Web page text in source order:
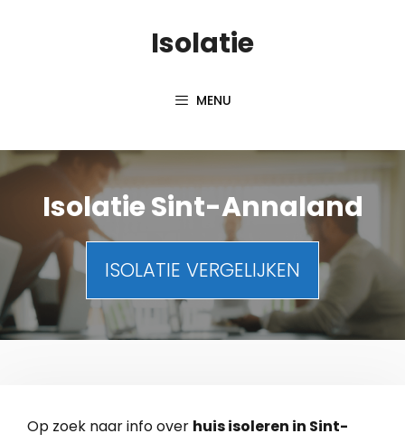
Isolatie
MENU
Isolatie Sint-Annaland
ISOLATIE VERGELIJKEN
Op zoek naar info over huis isoleren in Sint-